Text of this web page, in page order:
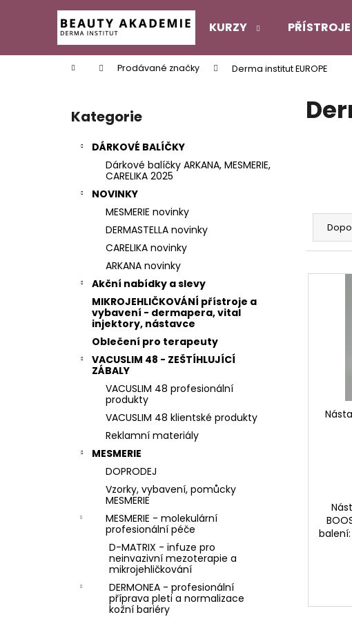
KURZY PŘÍSTROJE
Domů Prodávané značky Derma institut EUROPE
Přeskočit
kategorie
Kategorie
DÁRKOVÉ BALÍČKY
Dárkové balíčky ARKANA, MESMERIE,
CARELIKA 2025
NOVINKY
MESMERIE novinky
DERMASTELLA novinky
CARELIKA novinky
ARKANA novinky
Akční nabídky a slevy
MIKROJEHLIČKOVÁNÍ přístroje a
vybavení - dermapera, vital
injektory, nástavce
Oblečení pro terapeuty
VACUSLIM 48 - ZEŠTÍHLUJÍCÍ
ZÁBALY
VACUSLIM 48 profesionální
produkty
VACUSLIM 48 klientské produkty
Reklamní materiály
MESMERIE
DOPRODEJ
Vzorky, vybavení, pomůcky
MESMERIE
MESMERIE - molekulární
profesionální péče
D-MATRIX - infuze pro
neinvazivní mezoterapie a
mikrojehličkování
DERMONEA - profesionální
příprava pleti a normalizace
kožní bariéry
Ř
z
V
í
Zpět
do
Zpět
do
Co
STERILNÍ NÁSTAVCE PRO DERMAPERO
DERMALIGHTPEN A DERMAQUATRO 36
JEHLIČEK